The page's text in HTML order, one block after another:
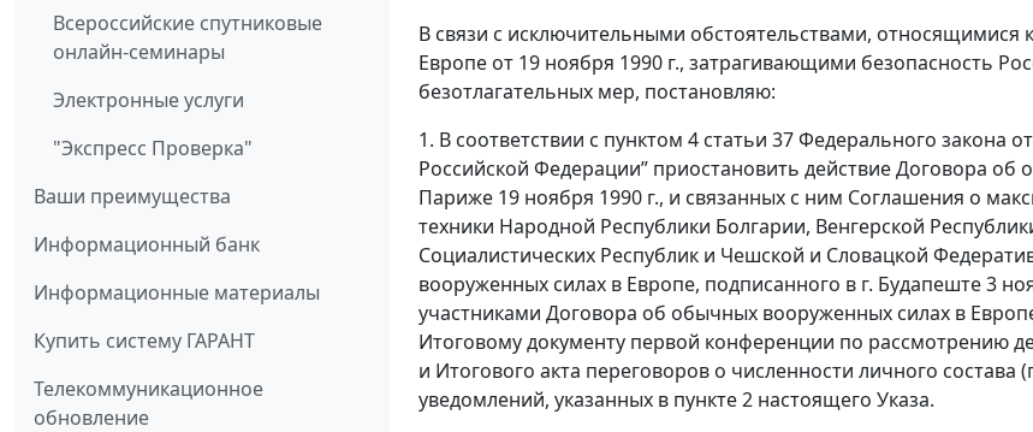
Всероссийские спутниковые
онлайн-семинары
Электронные услуги
"Экспресс Проверка"
Ваши преимущества
Информационный банк
Информационные материалы
Купить систему ГАРАНТ
Телекоммуникационное
обновление
В связи с исключительными обстоятельствами,
Европе от 19 ноября 1990 г., затрагивающими безопасность
безотлагательных мер, постановляю:
1. В соответствии с пунктом 4 статьи 37 Федерального закона
Российской Федерации” приостановить действие Договора
Париже 19 ноября 1990 г., и связанных с ним Соглашения о
техники Народной Республики Болгарии, Венгерской
Социалистических Республик и Чешской и Словацкой
вооруженных силах в Европе, подписанного в г. Будапеште 3
участниками Договора об обычных вооруженных силах в
Итоговому документу первой конференции по рассмотрению
и Итогового акта переговоров о численности личного состава
уведомлений, указанных в пункте 2 настоящего Указа.